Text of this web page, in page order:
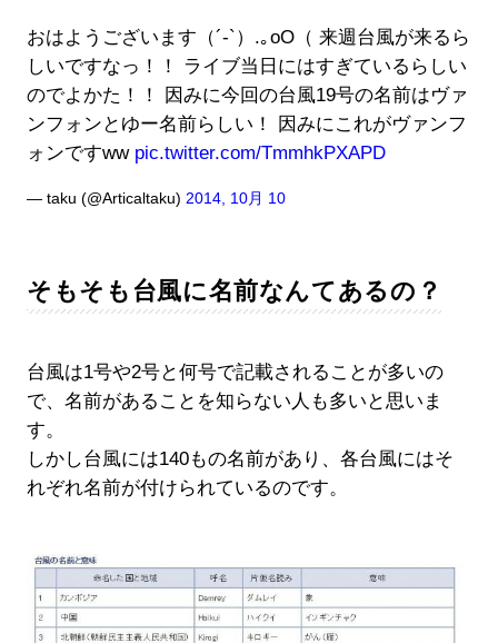
おはようございます（´-`）.｡oO（ 来週台風が来るら
しいですなっ！！ ライブ当日にはすぎているらしい
のでよかた！！ 因みに今回の台風19号の名前はヴァ
ンフォンとゆー名前らしい！ 因みにこれがヴァンフ
ォンですww pic.twitter.com/TmmhkPXAPD
— taku (@Articaltaku) 2014, 10月 10
そもそも台風に名前なんてあるの？
台風は1号や2号と何号で記載されることが多いの
で、名前があることを知らない人も多いと思いま
す。
しかし台風には140もの名前があり、各台風にはそ
れぞれ名前が付けられているのです。